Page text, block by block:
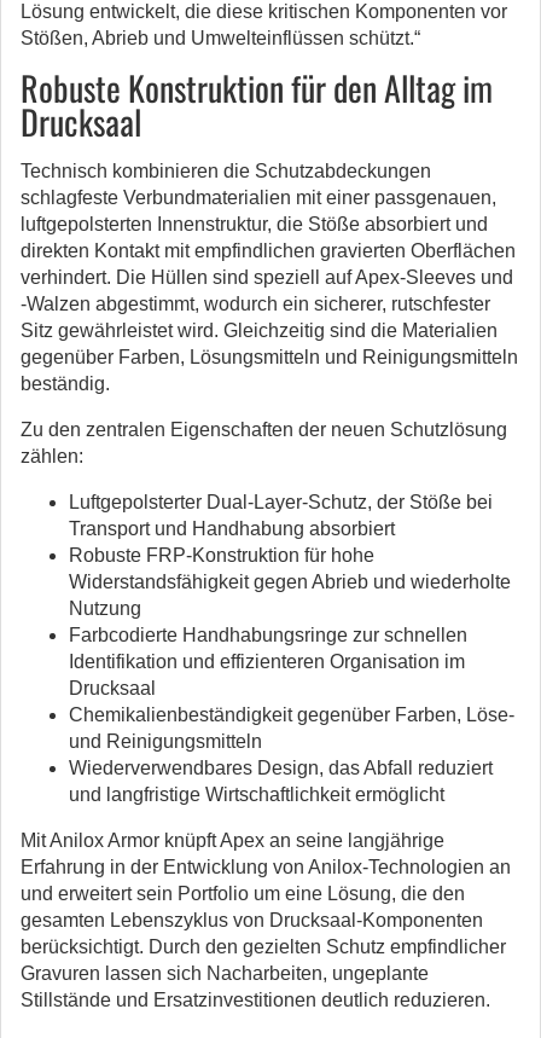
Lösung entwickelt, die diese kritischen Komponenten vor
Stößen, Abrieb und Umwelteinflüssen schützt.“
Robuste Konstruktion für den Alltag im
Drucksaal
Technisch kombinieren die Schutzabdeckungen
schlagfeste Verbundmaterialien mit einer passgenauen,
luftgepolsterten Innenstruktur, die Stöße absorbiert und
direkten Kontakt mit empfindlichen gravierten Oberflächen
verhindert. Die Hüllen sind speziell auf Apex-Sleeves und
-Walzen abgestimmt, wodurch ein sicherer, rutschfester
Sitz gewährleistet wird. Gleichzeitig sind die Materialien
gegenüber Farben, Lösungsmitteln und Reinigungsmitteln
beständig.
Zu den zentralen Eigenschaften der neuen Schutzlösung
zählen:
Luftgepolsterter Dual-Layer-Schutz, der Stöße bei
Transport und Handhabung absorbiert
Robuste FRP-Konstruktion für hohe
Widerstandsfähigkeit gegen Abrieb und wiederholte
Nutzung
Farbcodierte Handhabungsringe zur schnellen
Identifikation und effizienteren Organisation im
Drucksaal
Chemikalienbeständigkeit gegenüber Farben, Löse-
und Reinigungsmitteln
Wiederverwendbares Design, das Abfall reduziert
und langfristige Wirtschaftlichkeit ermöglicht
Mit Anilox Armor knüpft Apex an seine langjährige
Erfahrung in der Entwicklung von Anilox-Technologien an
und erweitert sein Portfolio um eine Lösung, die den
gesamten Lebenszyklus von Drucksaal-Komponenten
berücksichtigt. Durch den gezielten Schutz empfindlicher
Gravuren lassen sich Nacharbeiten, ungeplante
Stillstände und Ersatzinvestitionen deutlich reduzieren.